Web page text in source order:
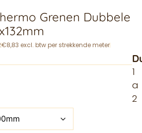
Grenen Dubbele
€8,83 excl. btw per strekkende meter
1
a
2